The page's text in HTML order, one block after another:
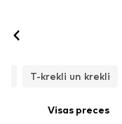
T-krekli un krekli
Visas preces